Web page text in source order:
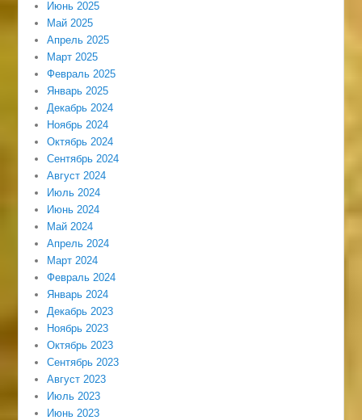
Июнь 2025
Май 2025
Апрель 2025
Март 2025
Февраль 2025
Январь 2025
Декабрь 2024
Ноябрь 2024
Октябрь 2024
Сентябрь 2024
Август 2024
Июль 2024
Июнь 2024
Май 2024
Апрель 2024
Март 2024
Февраль 2024
Январь 2024
Декабрь 2023
Ноябрь 2023
Октябрь 2023
Сентябрь 2023
Август 2023
Июль 2023
Июнь 2023